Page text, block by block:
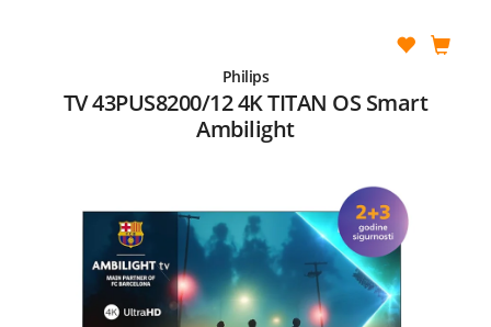
Philips
TV 43PUS8200/12 4K TITAN OS Smart
Ambilight